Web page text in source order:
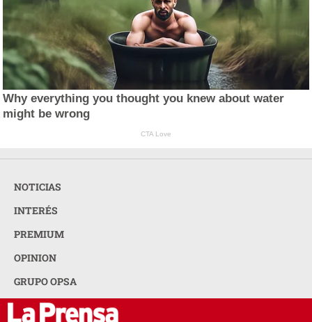
Why everything you thought you knew about water
might be wrong
CTA Love
NOTICIAS
INTERÉS
PREMIUM
OPINION
GRUPO OPSA